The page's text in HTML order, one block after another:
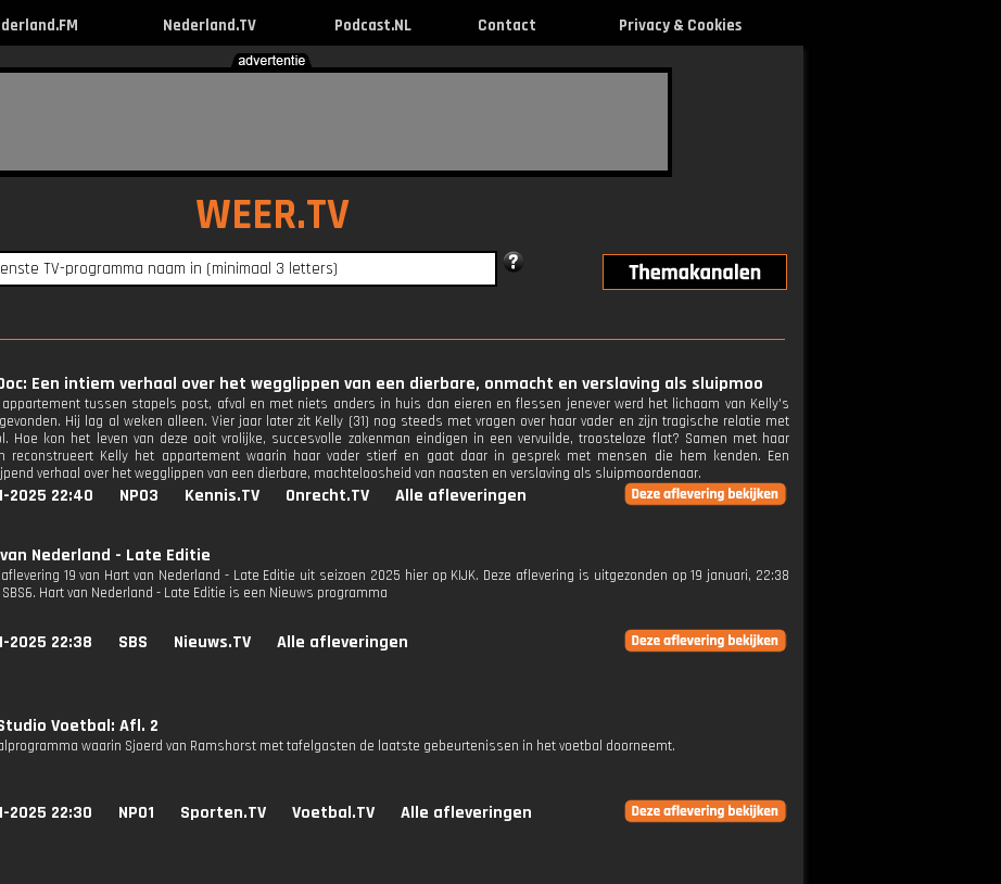
Nederland.TV Podcast.NL Contact Privacy & Cookies
WEER.TV
Doc: Een intiem verhaal over het wegglippen van een dierbare, onmacht en verslaving als sluipmoo
appartement tussen stapels post, afval en met niets anders in huis dan eieren en flessen jenever werd het lichaam van Kelly's
Hij lag al weken alleen. Vier jaar later zit Kelly (31) nog steeds met vragen over haar vader en zijn tragische relatie met
Hoe kon het leven van deze ooit vrolijke, succesvolle zakenman eindigen in een vervuilde, troosteloze flat? Samen met haar
reconstrueert Kelly het appartement waarin haar vader stierf en gaat daar in gesprek met mensen die hem kenden. Een
verhaal over het wegglippen van een dierbare, machteloosheid van naasten en verslaving als sluipmoordenaar.
2025 22:40 NPO3 Kennis.TV Onrecht.TV Alle afleveringen
Nederland - Late Editie
19 van Hart van Nederland - Late Editie uit seizoen 2025 hier op KIJK. Deze aflevering is uitgezonden op 19 januari, 22:38
Hart van Nederland - Late Editie is een Nieuws programma
2025 22:38 SBS Nieuws.TV Alle afleveringen
Voetbal: Afl. 2
waarin Sjoerd van Ramshorst met tafelgasten de laatste gebeurtenissen in het voetbal doorneemt.
2025 22:30 NPO1 Sporten.TV Voetbal.TV Alle afleveringen